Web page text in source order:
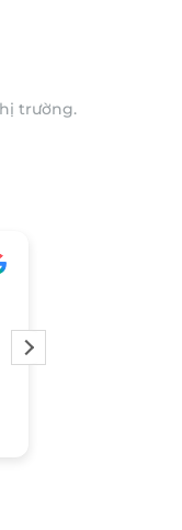
trường.